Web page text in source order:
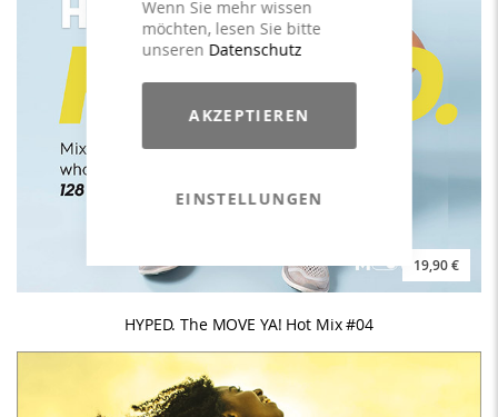
Wenn Sie mehr wissen
möchten, lesen Sie bitte
unseren Datenschutz
AKZEPTIEREN
EINSTELLUNGEN
19,90 €
HYPED. The MOVE YA! Hot Mix #04